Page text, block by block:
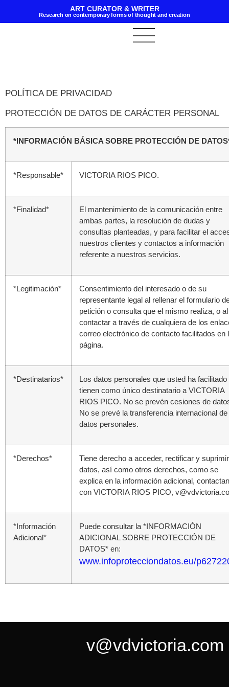
ART CURATOR & WRITER
Research on contemporary forms of thought and creation
POLÍTICA DE PRIVACIDAD
PROTECCIÓN DE DATOS DE CARÁCTER PERSONAL
*INFORMACIÓN BÁSICA SOBRE PROTECCIÓN DE
*Responsable* VICTORIA RIOS PICO.
*Finalidad*
El mantenimiento de la comunicación entre
ambas partes, la resolución de dudas y
consultas planteadas, y para facilitar el
nuestros clientes y contactos a información
referente a nuestros servicios.
*Legitimación*
Consentimiento del interesado o de su
representante legal al rellenar el formulario
petición o consulta que el mismo realiza, o al
contactar a través de cualquiera de los
correo electrónico de contacto facilitados en
página.
*Destinatarios*
Los datos personales que usted ha facilitado
tienen como único destinatario a VICTORIA
RIOS PICO. No se prevén cesiones de
No se prevé la transferencia internacional
datos personales.
*Derechos*
Tiene derecho a acceder, rectificar y
datos, así como otros derechos, como se
explica en la información adicional,
con VICTORIA RIOS PICO,
*Información
Adicional*
Puede consultar la *INFORMACIÓN
ADICIONAL SOBRE PROTECCIÓN DE
DATOS* en:
www.infoprotecciondatos.eu/
v@vdvictoria.com